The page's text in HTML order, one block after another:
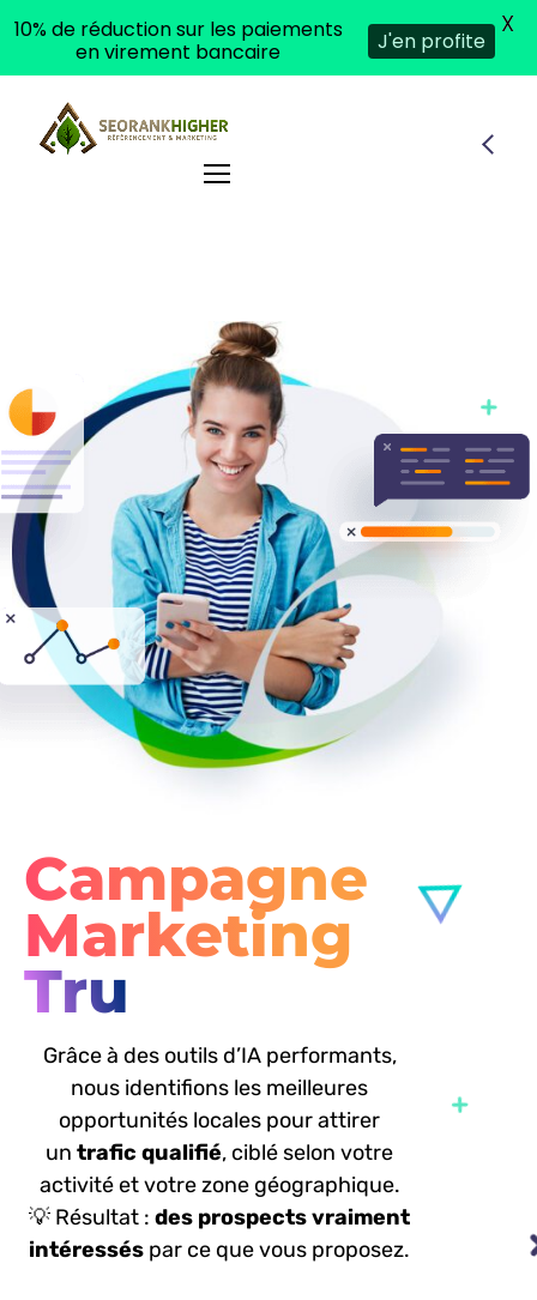
Campagne
Marketing
Trustpilot
Grâce à des outils d’IA performants,
nous identifions les meilleures
opportunités locales pour attirer
untrafic qualifié, ciblé selon votre
activité et votre zone géographique.
💡 Résultat :des prospects vraiment
intéressés par ce que vous proposez.
10% de réduction sur les paiements
en virement bancaire
J'en profite
X